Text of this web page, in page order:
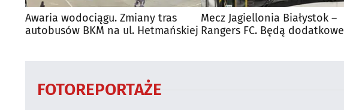
Awaria wodociągu. Zmiany tras
autobusów BKM na ul. Hetmańskiej
Mecz Jagiellonia Białystok –
Rangers FC. Będą dodatkowe
FOTOREPORTAŻE